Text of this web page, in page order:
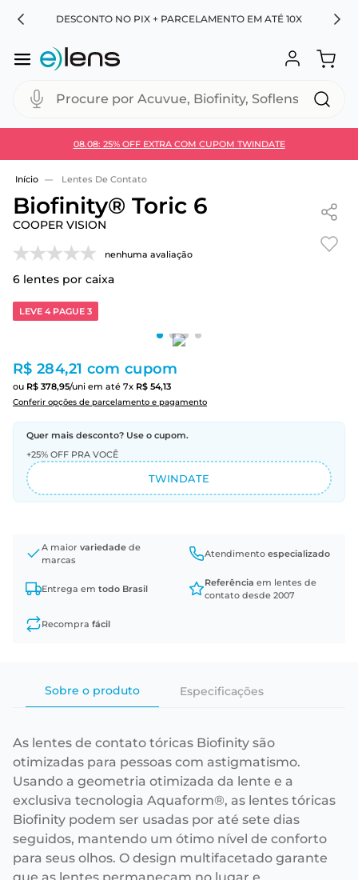
DESCONTO NO PIX + PARCELAMENTO EM ATÉ 10X
Procure por Acuvue, Biofinity, Soflens...
08.08: 25% OFF EXTRA COM CUPOM TWINDATE
Use 30HOJE e ganhe 30% OFF + economia extra no
Lentes De Contato
Biofinity® Toric 6
COOPER VISION
nenhuma avaliação
6 lentes por caixa
LEVE 4 PAGUE 3
R$ 284,21 com cupom
ou R$ 378,95/uni em até 7x R$ 54,13
Conferir opções de parcelamento e pagamento
Quer mais desconto? Use o cupom.
+25% OFF PRA VOCÊ
TWINDATE
A maior variedade de
marcas
Atendimento especializado
Entrega em todo Brasil
Referência em lentes de
contato desde 2007
Recompra fácil
Sobre o produto Especificações
As lentes de contato tóricas Biofinity são
otimizadas para pessoas com astigmatismo.
Usando a geometria otimizada da lente e a
exclusiva tecnologia Aquaform®, as lentes tóricas
Biofinity podem ser usadas por até sete dias
seguidos, mantendo um ótimo nível de conforto
para seus olhos. O design multifacetado garante